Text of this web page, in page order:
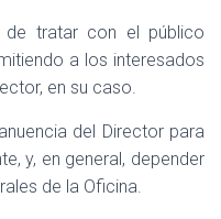
de tratar con el público
a los interesados
en su caso.
del Director para
y, en general, depender
de la Oficina.